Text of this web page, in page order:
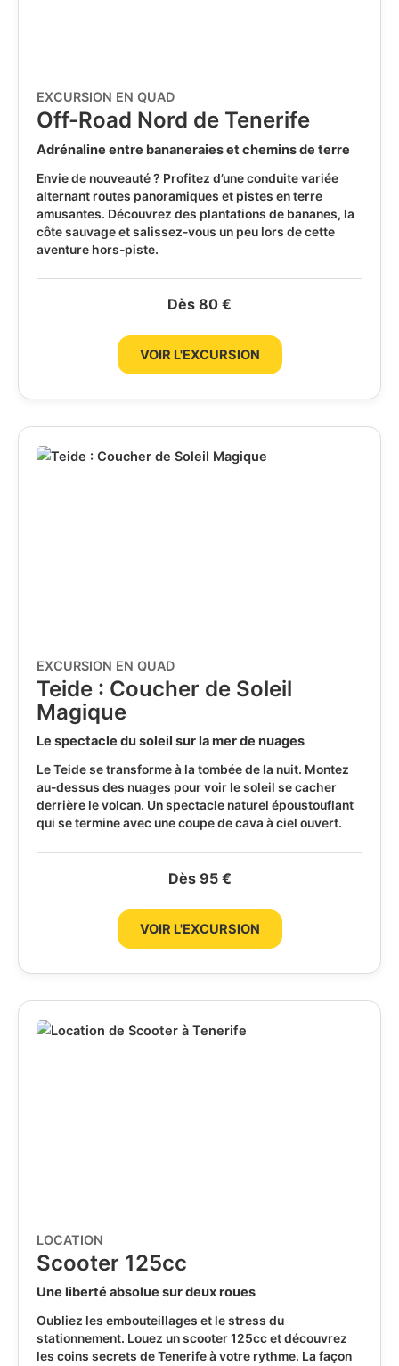
EXCURSION EN QUAD
Off-Road Nord de Tenerife
Adrénaline entre bananeraies et chemins de terre
Envie de nouveauté ? Profitez d’une conduite variée
alternant routes panoramiques et pistes en terre
amusantes. Découvrez des plantations de bananes, la
côte sauvage et salissez-vous un peu lors de cette
aventure hors-piste.
Dès 80 €
VOIR L'EXCURSION
EXCURSION EN QUAD
Teide : Coucher de Soleil
Magique
Le spectacle du soleil sur la mer de nuages
Le Teide se transforme à la tombée de la nuit. Montez
au-dessus des nuages pour voir le soleil se cacher
derrière le volcan. Un spectacle naturel époustouflant
qui se termine avec une coupe de cava à ciel ouvert.
Dès 95 €
VOIR L'EXCURSION
LOCATION
Scooter 125cc
Une liberté absolue sur deux roues
Oubliez les embouteillages et le stress du
stationnement. Louez un scooter 125cc et découvrez
les coins secrets de Tenerife à votre rythme. La façon